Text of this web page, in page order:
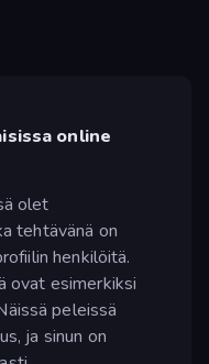
online
olet
tehtävänä on
henkilöitä.
ovat esimerkiksi
peleissä
ja sinun on